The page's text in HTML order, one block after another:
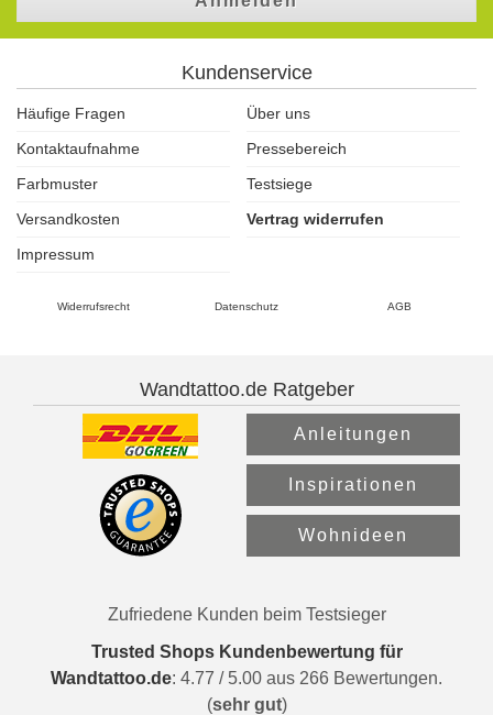
Kundenservice
Häufige Fragen
Über uns
Kontaktaufnahme
Pressebereich
Farbmuster
Testsiege
Versandkosten
Vertrag widerrufen
Impressum
Widerrufsrecht Datenschutz AGB
Wandtattoo.de Ratgeber
Anleitungen
Inspirationen
Wohnideen
Zufriedene Kunden beim Testsieger
Trusted Shops Kundenbewertung für
Wandtattoo.de: 4.77 / 5.00 aus 266 Bewertungen.
(sehr gut)